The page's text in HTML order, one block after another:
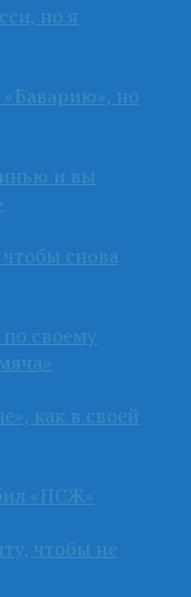
но я
но
и вы
снова
своему
как в своей
«ПСЖ»
чтобы не